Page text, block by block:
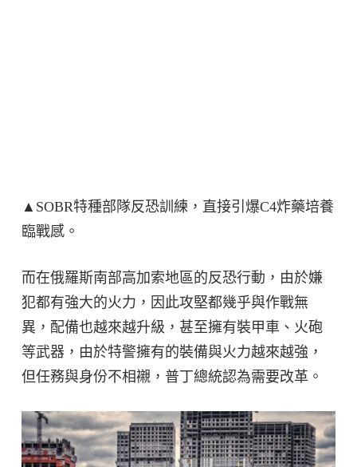
▲SOBR特種部隊反恐訓練，直接引爆C4炸藥培養
臨戰感。
而在俄羅斯南部高加索地區的反恐行動，由於嫌
犯都有強大的火力，因此攻堅都幾乎與作戰無
異，配備也越來越升級，甚至擁有裝甲車、火砲
等武器，由於特警擁有的裝備與火力越來越強，
但任務與身份不相襯，普丁總統認為需要改革。